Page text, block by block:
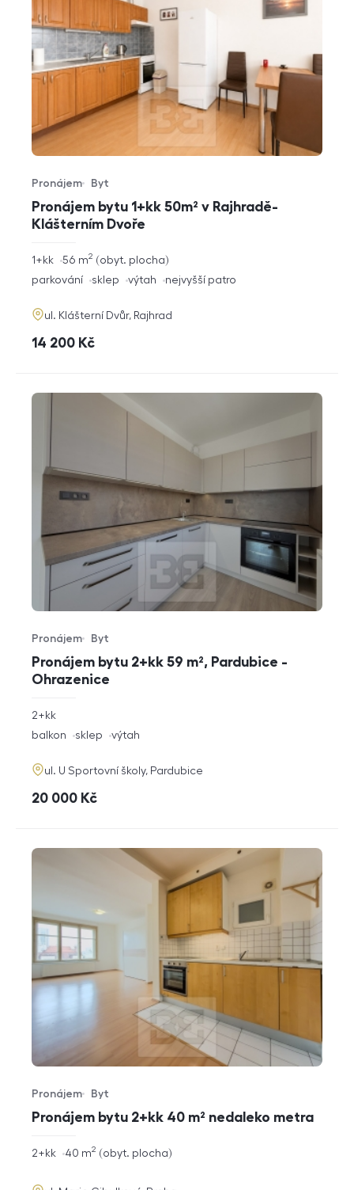
Pronájem bytu 1+kk 50m² v Rajhradě-
Klášterním Dvoře
Typ nabídky
Pronájem
Typ nemovitosti
Byt
rozměry
dispozice
1+kk obyt. plocha
56 m2
funkce
parkování sklep výtah nejvyšší patro
adresa
ul. Klášterní Dvůr, Rajhrad
cena
14 200 Kč
Pronájem bytu 2+kk 59 m², Pardubice -
Ohrazenice
Typ nabídky
Pronájem
Typ nemovitosti
Byt
rozměry
dispozice
2+kk
funkce
balkon sklep výtah
adresa
ul. U Sportovní školy, Pardubice
cena
20 000 Kč
Pronájem bytu 2+kk 40 m² nedaleko metra
Typ nabídky
Pronájem
Typ nemovitosti
Byt
rozměry
dispozice
2+kk obyt. plocha
40 m2